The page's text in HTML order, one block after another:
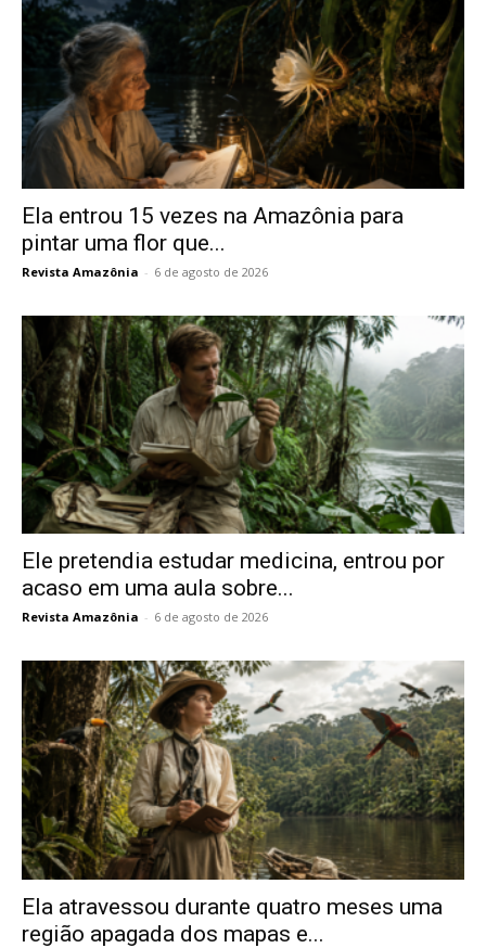
Ela entrou 15 vezes na Amazônia para
pintar uma flor que...
Revista Amazônia - 6 de agosto de 2026
Ele pretendia estudar medicina, entrou por
acaso em uma aula sobre...
Revista Amazônia - 6 de agosto de 2026
Ela atravessou durante quatro meses uma
região apagada dos mapas e...